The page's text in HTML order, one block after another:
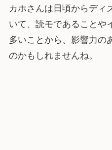
カホさんは日頃からディ
いて、読モであることや
多いことから、影響力の
のかもしれませんね。